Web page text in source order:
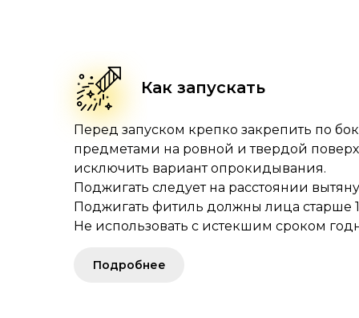
Как запускать
Перед запуском крепко закрепить по
предметами на ровной и твердой
исключить вариант опрокидывания.
Поджигать следует на расстоянии
Поджигать фитиль должны лица старше
Не использовать с истекшим сроком
Подробнее